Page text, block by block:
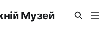
Музей